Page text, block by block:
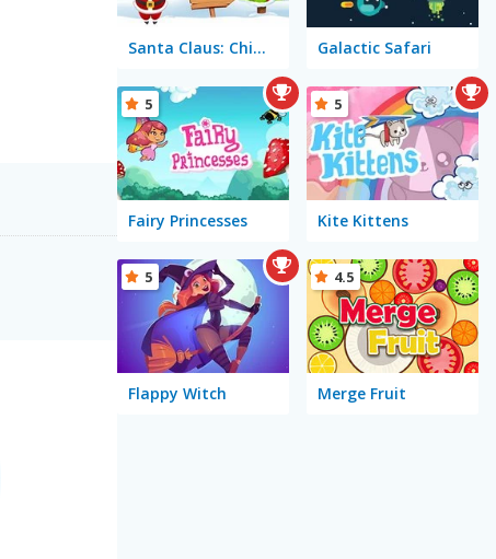
Santa Claus: Chimney Challenge Galactic Safari
Fairy Princesses
5
Kite Kittens
5
Flappy Witch
5
Merge Fruit
4.5